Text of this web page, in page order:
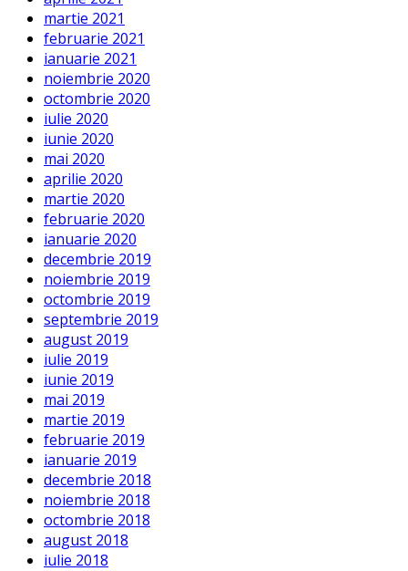
martie 2021
februarie 2021
ianuarie 2021
noiembrie 2020
octombrie 2020
iulie 2020
iunie 2020
mai 2020
aprilie 2020
martie 2020
februarie 2020
ianuarie 2020
decembrie 2019
noiembrie 2019
octombrie 2019
septembrie 2019
august 2019
iulie 2019
iunie 2019
mai 2019
martie 2019
februarie 2019
ianuarie 2019
decembrie 2018
noiembrie 2018
octombrie 2018
august 2018
iulie 2018